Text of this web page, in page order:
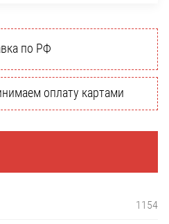
по РФ
оплату картами
1154